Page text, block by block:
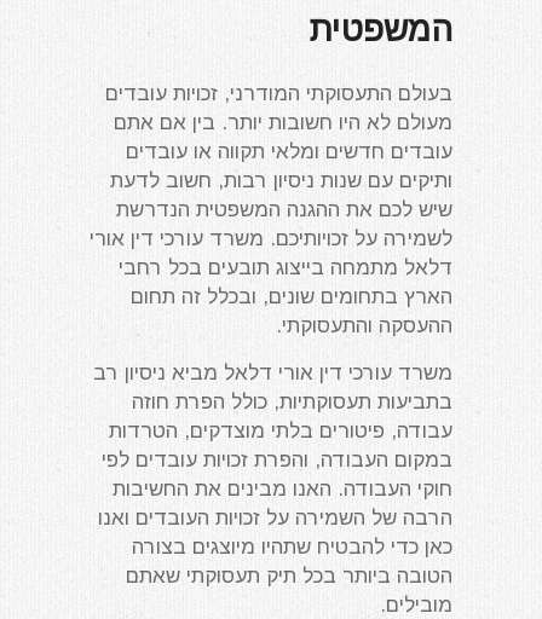
המשפטית
בעולם התעסוקתי המודרני, זכויות עובדים
מעולם לא היו חשובות יותר. בין אם אתם
עובדים חדשים ומלאי תקווה או עובדים
ותיקים עם שנות ניסיון רבות, חשוב לדעת
שיש לכם את ההגנה המשפטית הנדרשת
לשמירה על זכויותיכם. משרד עורכי דין אורי
דלאל מתמחה בייצוג תובעים בכל רחבי
הארץ בתחומים שונים, ובכלל זה תחום
ההעסקה והתעסוקתי.
משרד עורכי דין אורי דלאל מביא ניסיון רב
בתביעות תעסוקתיות, כולל הפרת חוזה
עבודה, פיטורים בלתי מוצדקים, הטרדות
במקום העבודה, והפרת זכויות עובדים לפי
חוקי העבודה. האנו מבינים את החשיבות
הרבה של השמירה על זכויות העובדים ואנו
כאן כדי להבטיח שתהיו מיוצגים בצורה
הטובה ביותר בכל תיק תעסוקתי שאתם
מובילים.